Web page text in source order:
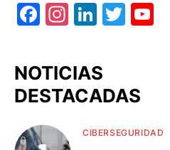
Facebook
Instagram
LinkedIn
NOTICIAS
DESTACADAS
CIBERSEGURIDAD